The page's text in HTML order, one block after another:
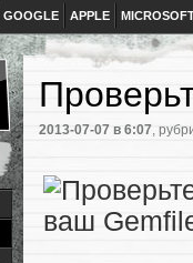
GOOGLE APPLE
2013-07-07 в 6:07,